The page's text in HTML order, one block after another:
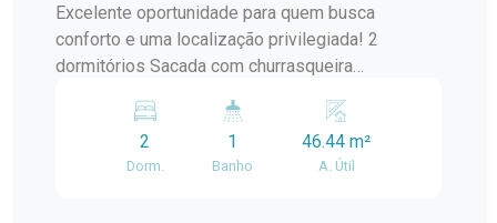
Excelente oportunidade para quem busca
conforto e uma localização privilegiada! 2
dormitórios Sacada com churrasqueira
Supermercado Carrefour Próximo a comércios,
serviços e com fácil acesso às principais vias
Ideal para quem deseja praticidade e qualidade
2
Dorm.
1
Banho
46.44 m²
A. Útil